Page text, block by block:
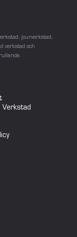
jourverkstad,
verkstad och
Verkstad